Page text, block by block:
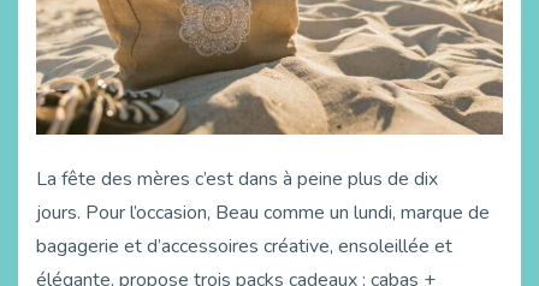
La fête des mères c’est dans à peine plus de dix
jours. Pour l’occasion, Beau comme un lundi, marque de
bagagerie et d’accessoires créative, ensoleillée et
élégante, propose trois packs cadeaux : cabas +